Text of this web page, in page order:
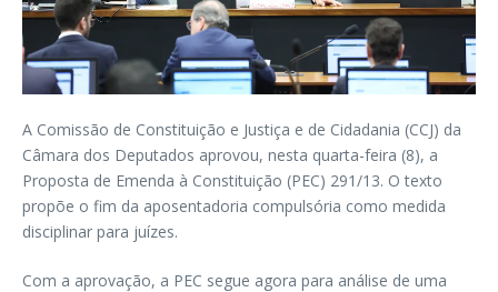
A Comissão de Constituição e Justiça e de Cidadania (CCJ) da
Câmara dos Deputados aprovou, nesta quarta-feira (8), a
Proposta de Emenda à Constituição (PEC) 291/13. O texto
propõe o fim da aposentadoria compulsória como medida
disciplinar para juízes.
Com a aprovação, a PEC segue agora para análise de uma